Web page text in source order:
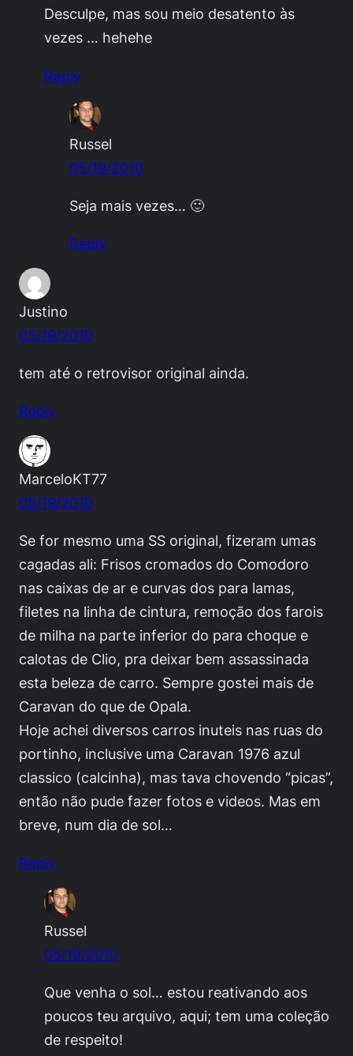
Desculpe, mas sou meio desatento às
vezes … hehehe
Reply
Russel
05/19/2010
Seja mais vezes… 🙂
Reply
Justino
05/19/2010
tem até o retrovisor original ainda.
Reply
MarceloKT77
05/19/2010
Se for mesmo uma SS original, fizeram umas
cagadas ali: Frisos cromados do Comodoro
nas caixas de ar e curvas dos para lamas,
filetes na linha de cintura, remoção dos farois
de milha na parte inferior do para choque e
calotas de Clio, pra deixar bem assassinada
esta beleza de carro. Sempre gostei mais de
Caravan do que de Opala.
Hoje achei diversos carros inuteis nas ruas do
portinho, inclusive uma Caravan 1976 azul
classico (calcinha), mas tava chovendo “picas”,
então não pude fazer fotos e videos. Mas em
breve, num dia de sol…
Reply
Russel
05/19/2010
Que venha o sol… estou reativando aos
poucos teu arquivo, aqui; tem uma coleção
de respeito!